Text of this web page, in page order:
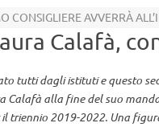
CONSIGLIERE AVVERRÀ
Calafà,
tutti dagli istituti e questo
Calafà alla fine del suo
triennio 2019-2022. Una